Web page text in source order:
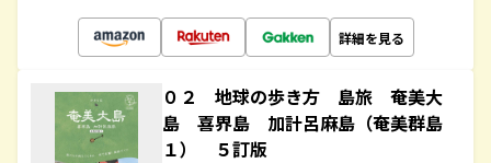
詳細を見る
０２ 地球の歩き方 島旅 奄美大
島 喜界島 加計呂麻島（奄美群島
１） ５訂版